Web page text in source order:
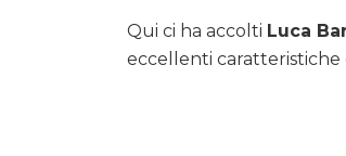
Qui ci ha accolti Luca
eccellenti caratteristiche